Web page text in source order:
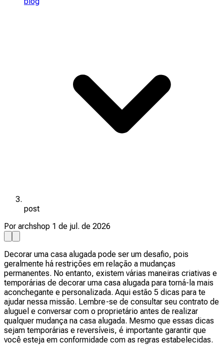
post
Por archshop 1 de jul. de 2026
Decorar uma casa alugada pode ser um desafio, pois
geralmente há restrições em relação a mudanças
permanentes. No entanto, existem várias maneiras criativas e
temporárias de decorar uma casa alugada para torná-la mais
aconchegante e personalizada. Aqui estão 5 dicas para te
ajudar nessa missão. Lembre-se de consultar seu contrato de
aluguel e conversar com o proprietário antes de realizar
qualquer mudança na casa alugada. Mesmo que essas dicas
sejam temporárias e reversíveis, é importante garantir que
você esteja em conformidade com as regras estabelecidas.